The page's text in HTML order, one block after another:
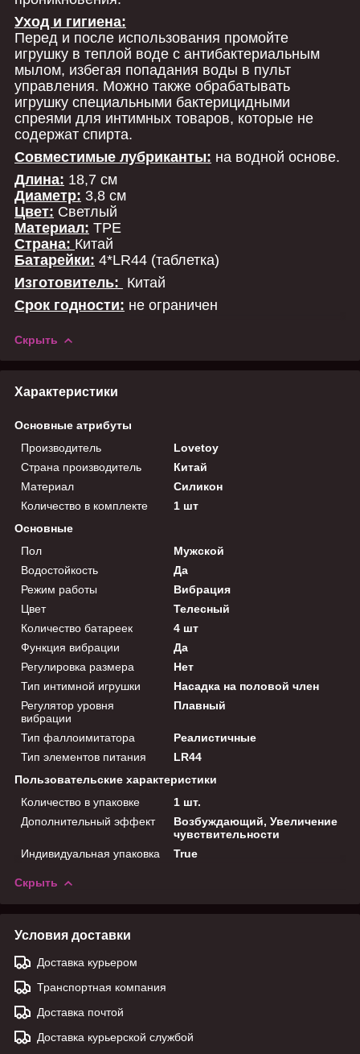
Уход и гигиена:
Перед и после использования промойте
игрушку в теплой воде с антибактериальным
мылом, избегая попадания воды в пульт
управления. Можно также обрабатывать
игрушку специальными бактерицидными
спреями для интимных товаров, которые не
содержат спирта.
Совместимые лубриканты: на водной основе.
Длина: 18,7 см
Диаметр: 3,8 см
Цвет: Светлый
Материал: TPE
Страна: Китай
Батарейки: 4*LR44 (таблетка)
Изготовитель: Китай
Срок годности: не ограничен
Скрыть
Характеристики
Основные атрибуты
Производитель
Lovetoy
Страна производитель
Китай
Материал
Силикон
Количество в комплекте
1 шт
Основные
Пол
Мужской
Водостойкость
Да
Режим работы
Вибрация
Цвет
Телесный
Количество батареек
4 шт
Функция вибрации
Да
Регулировка размера
Нет
Тип интимной игрушки
Насадка на половой член
Регулятор уровня
вибрации
Плавный
Тип фаллоимитатора
Реалистичные
Тип элементов питания
LR44
Пользовательские характеристики
Количество в упаковке
1 шт.
Дополнительный эффект
Возбуждающий, Увеличение
чувствительности
Индивидуальная упаковка
True
Скрыть
Условия доставки
Доставка курьером
Транспортная компания
Доставка почтой
Доставка курьерской службой